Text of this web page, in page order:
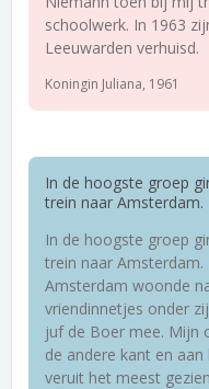
schoolwerk. In 1963
Leeuwarden verhuisd.
Koningin Juliana, 1961
In de hoogste groep
trein naar Amsterdam.
In de hoogste groep
trein naar Amsterdam.
Amsterdam woonde
vriendinnetjes onder
juf de Boer mee. Mijn
de andere kant en
veruit het meest